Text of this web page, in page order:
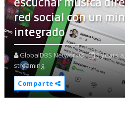
escuchar música
red social con un
integrado
GlobalDBS Network® 5 years
streaming,
Comparte